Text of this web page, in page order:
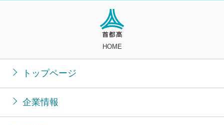
HOME
トップページ
企業情報